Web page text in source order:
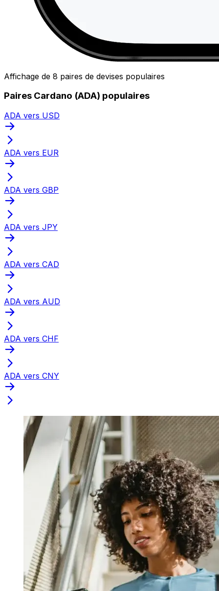
Affichage de 8 paires de devises populaires
Paires Cardano (ADA) populaires
ADA vers USD
ADA vers EUR
ADA vers GBP
ADA vers JPY
ADA vers CAD
ADA vers AUD
ADA vers CHF
ADA vers CNY